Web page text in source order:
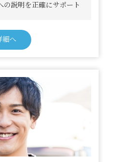
の説明を正確にサポート
細へ